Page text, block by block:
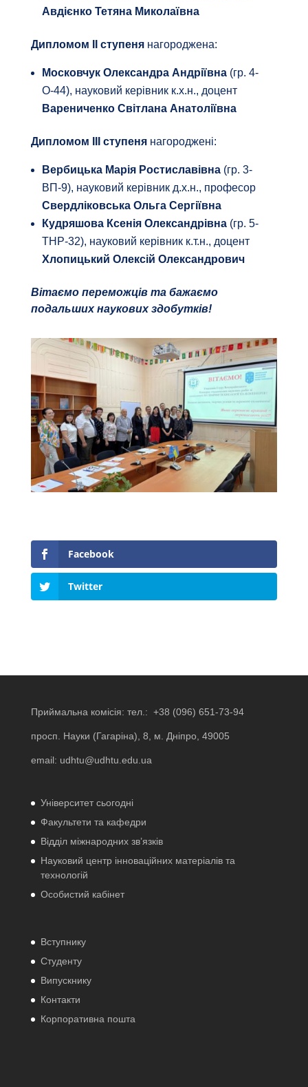
Авдієнко Тетяна Миколаївна
Дипломом ІІ ступенянагороджена:
Московчук Олександра Андріївна (гр. 4-
О-44), науковий керівник к.х.н., доцент
Варениченко Світлана Анатоліївна
Дипломом ІІІ ступенянагороджені:
Вербицька Марія Ростиславівна (гр. 3-
ВП-9), науковий керівник д.х.н., професор
Свердліковська Ольга Сергіївна
Кудряшова Ксенія Олександрівна(гр. 5-
ТНР-32), науковий керівник к.т.н., доцент
Хлопицький Олексій Олександрович
Вітаємо переможців та бажаємо
подальших наукових здобутків!
Facebook
Twitter
Приймальна комісія: тел.: +38 (096) 651-73-94
просп. Науки (Гагаріна), 8, м. Дніпро, 49005
email: udhtu@udhtu.edu.ua
Університет сьогодні
Факультети та кафедри
Відділ міжнародних зв’язків
Науковий центр інноваційних матеріалів та
технологій
Особистий кабінет
Вступнику
Студенту
Випускнику
Контакти
Корпоративна пошта